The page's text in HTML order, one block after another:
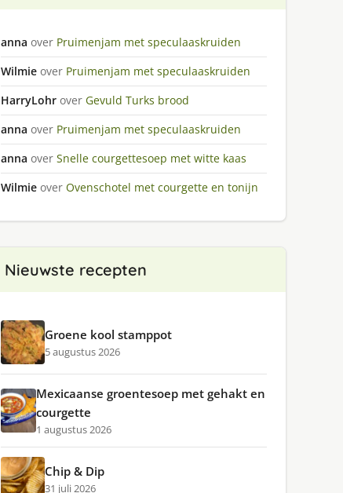
anna over Pruimenjam met speculaaskruiden
Wilmie over Pruimenjam met speculaaskruiden
HarryLohr over Gevuld Turks brood
anna over Pruimenjam met speculaaskruiden
anna over Snelle courgettesoep met witte kaas
Wilmie over Ovenschotel met courgette en tonijn
Nieuwste recepten
Groene kool stamppot
5 augustus 2026
Mexicaanse groentesoep met gehakt en
courgette
1 augustus 2026
Chip & Dip
31 juli 2026